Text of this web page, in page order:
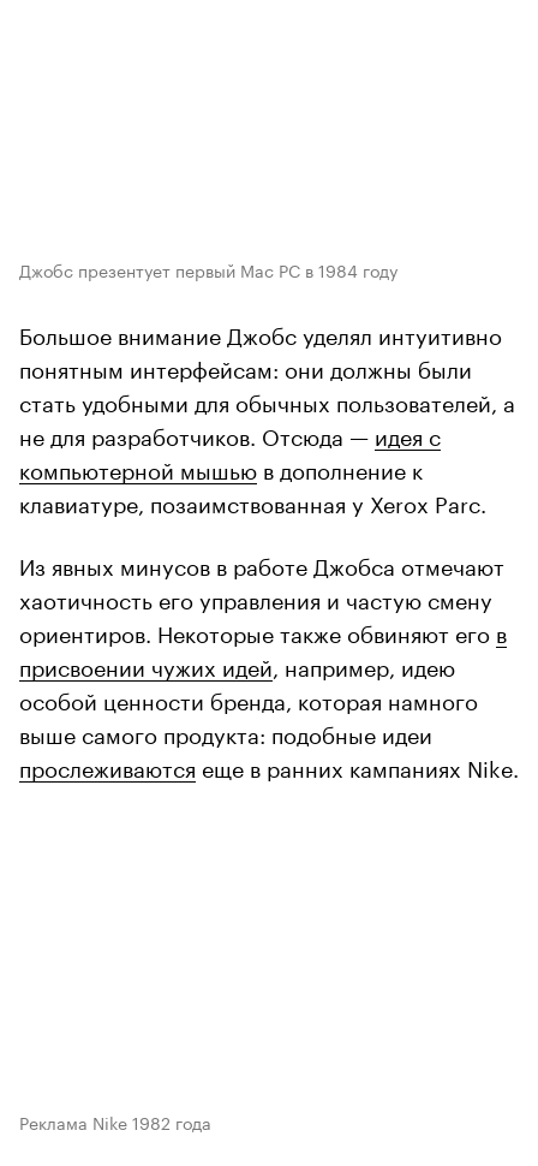
Джобс презентует первый Mac PC в 1984 году
Большое внимание Джобс уделял интуитивно
понятным интерфейсам: они должны были
стать удобными для обычных пользователей, а
не для разработчиков. Отсюда — идея с
компьютерной мышью в дополнение к
клавиатуре, позаимствованная у Xerox Parc.
Из явных минусов в работе Джобса отмечают
хаотичность его управления и частую смену
ориентиров. Некоторые также обвиняют его в
присвоении чужих идей , например, идею
особой ценности бренда, которая намного
выше самого продукта: подобные идеи
прослеживаются еще в ранних кампаниях Nike.
Реклама Nike 1982 года